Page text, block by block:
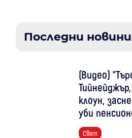
Последни новини
(Видео)
клоун,
уби
Свят